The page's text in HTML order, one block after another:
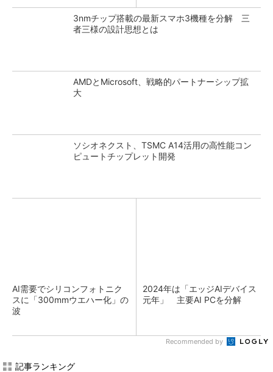
3nmチップ搭載の最新スマホ3機種を分解 三
者三様の設計思想とは
AMDとMicrosoft、戦略的パートナーシップ拡
大
ソシオネクスト、TSMC A14活用の高性能コン
ピュートチップレット開発
AI需要でシリコンフォトニク
スに「300mmウエハー化」の
波
2024年は「エッジAIデバイス
元年」 主要AI PCを分解
Recommended by
記事ランキング